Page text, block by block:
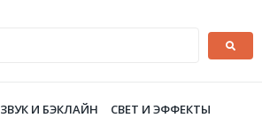
ЗВУК И БЭКЛАЙН
СВЕТ И ЭФФЕКТЫ